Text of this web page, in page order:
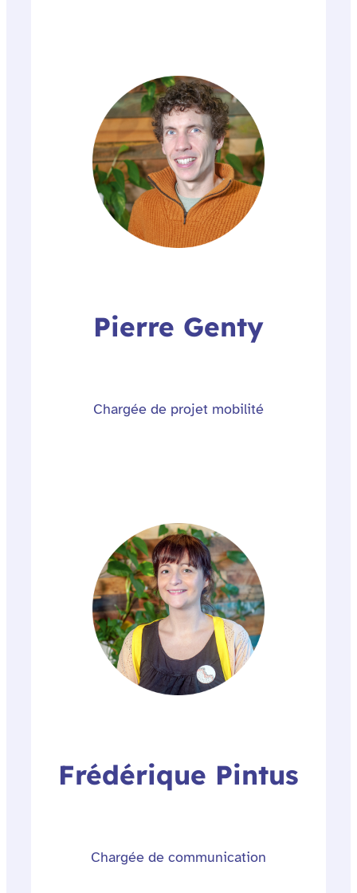
Pierre Genty
Chargée de projet mobilité
Frédérique Pintus
Chargée de communication